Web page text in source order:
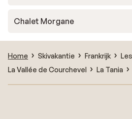
Chalet Morgane
Home Skivakantie Frankrijk
La Vallée de Courchevel
La Tania